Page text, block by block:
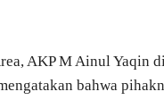
AKP M Ainul Yaqin
bahwa